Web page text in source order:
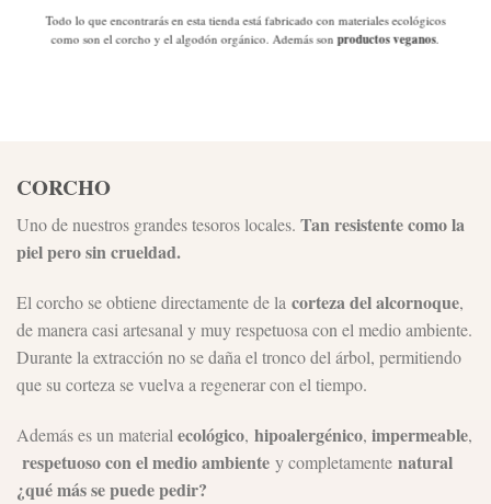
Todo lo que encontrarás en esta tienda está fabricado con materiales ecológicos
como son el corcho y el algodón orgánico. Además sonproductos veganos.
CORCHO
Uno de nuestros grandes tesoros locales. Tan resistente como la
piel pero sin crueldad.
El corcho se obtiene directamente de la corteza del alcornoque,
de manera casi artesanal y muy respetuosa con el medio ambiente.
Durante la extracción no se daña el tronco del árbol, permitiendo
que su corteza se vuelva a regenerar con el tiempo.
Además es un material ecológico, hipoalergénico, impermeable,
respetuoso con el medio ambiente y completamente natural
¿qué más se puede pedir?